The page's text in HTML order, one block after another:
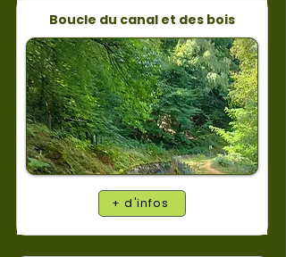
Boucle du canal et des bois
+ d'infos